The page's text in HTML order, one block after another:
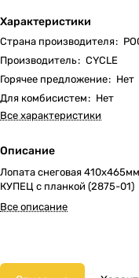
Характеристики
Страна производителя:
Производитель: CYCLE
Горячее предложение: Нет
Для комбисистем: Нет
Все характеристики
Описание
Лопата снеговая
КУПЕЦ с планкой (2875-01)
Все описание